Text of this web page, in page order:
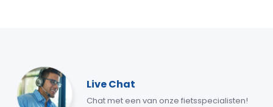
Live Chat
Chat met een van onze fietsspecialisten!